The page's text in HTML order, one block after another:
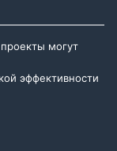
могут
эффективности